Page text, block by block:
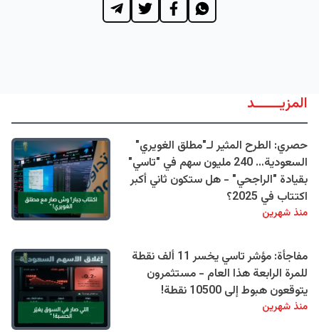
المزيــــــد
حصري: الطرح المثير لـ"مطلق الغويري"
السعودية… 240 مليون سهم في "تاسي"
بقيادة "الراجحي" - هل ستكون ثاني أكبر
اكتتاب في 2025؟
منذ شهرين
مفاجأة: مؤشر تاسي يخسر 11 ألف نقطة
للمرة الرابعة هذا العام - مستثمرون
يتوقعون هبوط إلى 10500 نقطة!
منذ شهرين